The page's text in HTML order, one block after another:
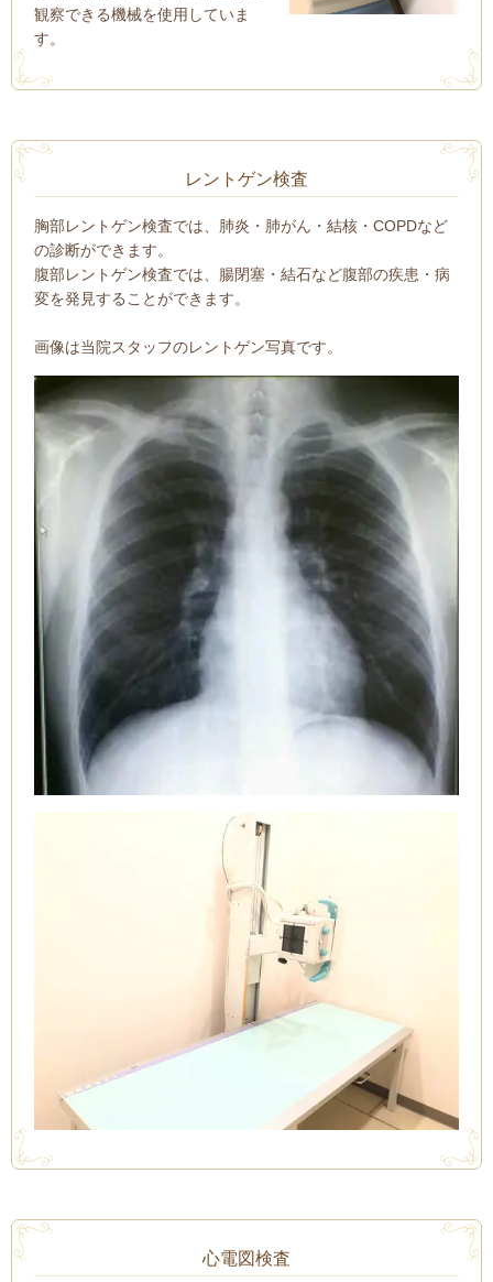
観察できる機械を使用していま
す。
レントゲン検査
胸部レントゲン検査では、肺炎・肺がん・結核・COPDなど
の診断ができます。
腹部レントゲン検査では、腸閉塞・結石など腹部の疾患・病
変を発見することができます。
画像は当院スタッフのレントゲン写真です。
心電図検査